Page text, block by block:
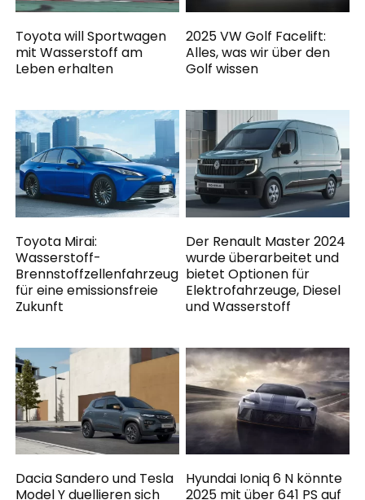
Toyota will Sportwagen
mit Wasserstoff am
Leben erhalten
2025 VW Golf Facelift:
Alles, was wir über den
Golf wissen
Toyota Mirai:
Wasserstoff-
Brennstoffzellenfahrzeug
für eine emissionsfreie
Zukunft
Der Renault Master 2024
wurde überarbeitet und
bietet Optionen für
Elektrofahrzeuge, Diesel
und Wasserstoff
Dacia Sandero und Tesla
Model Y duellieren sich
Hyundai Ioniq 6 N könnte
2025 mit über 641 PS auf